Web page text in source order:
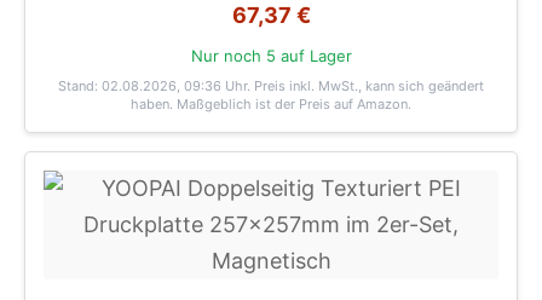
67,37 €
Nur noch 5 auf Lager
Stand: 02.08.2026, 09:36 Uhr. Preis inkl. MwSt., kann sich geändert
haben. Maßgeblich ist der Preis auf Amazon.